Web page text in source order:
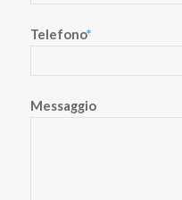
Telefono*
Messaggio